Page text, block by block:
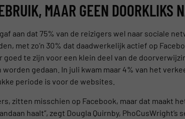
MAAR GEEN DOORKLIKS
aan dat 75% van de reizigers wel naar sociale
met zo’n 30% dat daadwerkelijk actief op
goed te zijn voor een klein deel van de
gedaan. In juli kwam maar 4% van het
periode is voor de websites.
zitten misschien op Facebook, maar dat maakt
haalt”, zegt Dougla Quirnby, PhoCusWright’s